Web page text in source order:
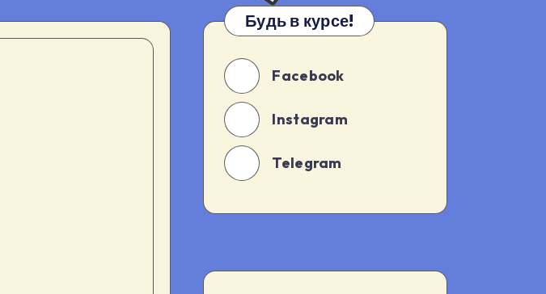
Будь в курсе!
Facebook
Instagram
Telegram